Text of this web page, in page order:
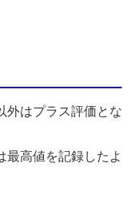
外はプラス評価とな
最高値を記録したよ